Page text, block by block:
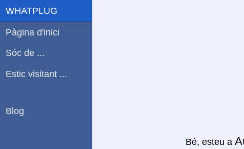
Bé, esteu a
WHATPLUG
Pàgina d'inici
Sóc de ...
Estic visitant ...
Blog